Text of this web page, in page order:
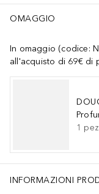
OMAGGIO
In omaggio (codice:
all'acquisto di 69€ di
1
INFORMAZIONI